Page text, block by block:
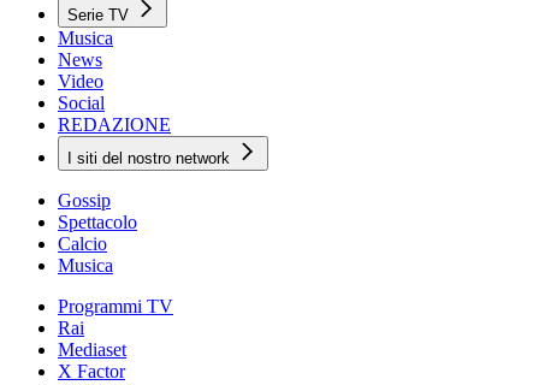
Serie TV
Musica
News
Video
Social
REDAZIONE
I siti del nostro network
Gossip
Spettacolo
Calcio
Musica
Programmi TV
Rai
Mediaset
X Factor